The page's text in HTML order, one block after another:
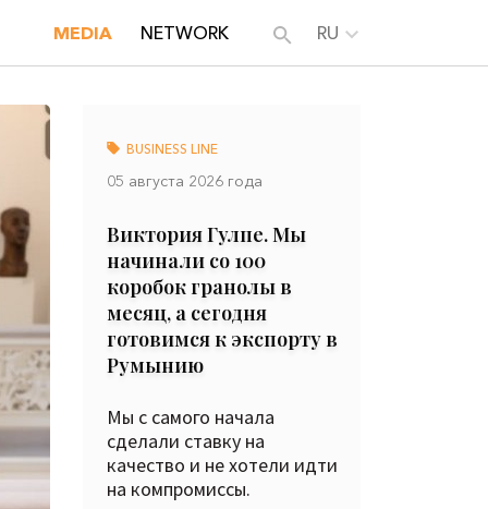
MEDIA NETWORK RU
BUSINESS LINE
05 августа 2026 года
Виктория Гулпе. Мы
начинали со 100
коробок гранолы в
месяц, а сегодня
готовимся к экспорту в
Румынию
Мы с самого начала
сделали ставку на
качество и не хотели идти
на компромиссы.